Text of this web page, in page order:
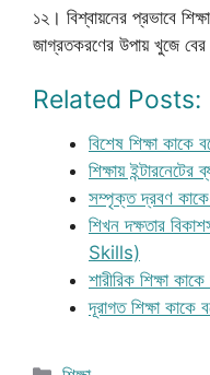
১২। বিশ্বায়নের প্রভাবে
জাগ্রতকরণের উপায় খুজে
Related Posts:
বিশেষ শিক্ষা কাকে
শিক্ষায়
সম্পৃক্ত দ্রবণ
শিখন দক্ষতার
Skills)
শারীরিক শিক্ষা
দূরাগত শিক্ষা কাকে
Categories